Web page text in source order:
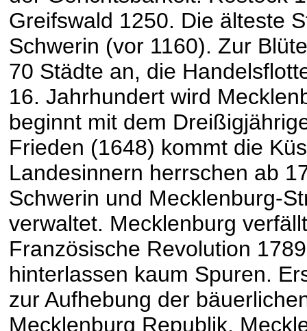
Greifswald 1250. Die älteste
Schwerin (vor 1160). Zur
70 Städte an, die
16. Jahrhundert wird
beginnt mit dem
Frieden (1648) kommt die
Landesinnern herrschen ab
Schwerin und Mecklenburg-
verwaltet. Mecklenburg
Französische Revolution
hinterlassen kaum Spuren.
zur Aufhebung der
Mecklenburg Republik,